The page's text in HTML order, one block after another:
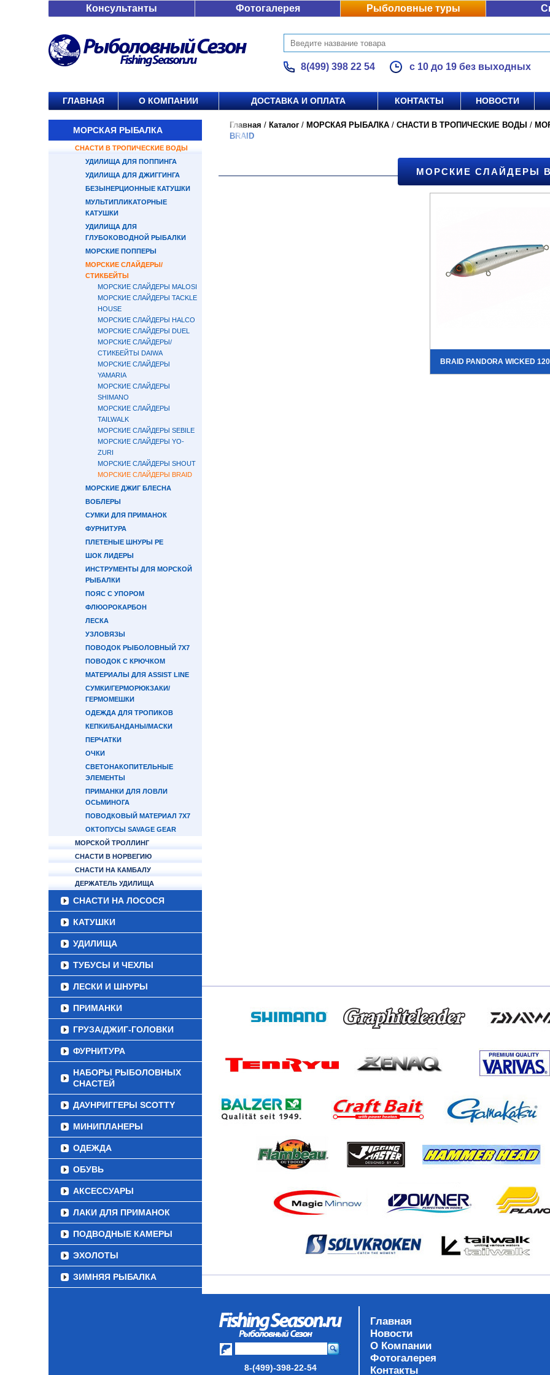
Консультанты Фотогалерея Рыболовные туры
8(499) 398 22 54 с 10 до 19 без выходных
ГЛАВНАЯ О КОМПАНИИ ДОСТАВКА И ОПЛАТА КОНТАКТЫ НОВОСТИ
МОРСКАЯ РЫБАЛКА
СНАСТИ В ТРОПИЧЕСКИЕ ВОДЫ
УДИЛИЩА ДЛЯ ПОППИНГА
УДИЛИЩА ДЛЯ ДЖИГГИНГА
БЕЗЫНЕРЦИОННЫЕ КАТУШКИ
МУЛЬТИПЛИКАТОРНЫЕ
КАТУШКИ
УДИЛИЩА ДЛЯ
ГЛУБОКОВОДНОЙ РЫБАЛКИ
МОРСКИЕ ПОППЕРЫ
МОРСКИЕ СЛАЙДЕРЫ/
СТИКБЕЙТЫ
МОРСКИЕ СЛАЙДЕРЫ MALOSI
МОРСКИЕ СЛАЙДЕРЫ TACKLE
HOUSE
МОРСКИЕ СЛАЙДЕРЫ HALCO
МОРСКИЕ СЛАЙДЕРЫ DUEL
МОРСКИЕ СЛАЙДЕРЫ/
СТИКБЕЙТЫ DAIWA
МОРСКИЕ СЛАЙДЕРЫ
YAMARIA
МОРСКИЕ СЛАЙДЕРЫ
SHIMANO
МОРСКИЕ СЛАЙДЕРЫ
TAILWALK
МОРСКИЕ СЛАЙДЕРЫ SEBILE
МОРСКИЕ СЛАЙДЕРЫ YO-
ZURI
МОРСКИЕ СЛАЙДЕРЫ SHOUT
МОРСКИЕ СЛАЙДЕРЫ BRAID
МОРСКИЕ ДЖИГ БЛЕСНА
ВОБЛЕРЫ
СУМКИ ДЛЯ ПРИМАНОК
ФУРНИТУРА
ПЛЕТЕНЫЕ ШНУРЫ PE
ШОК ЛИДЕРЫ
ИНСТРУМЕНТЫ ДЛЯ МОРСКОЙ
РЫБАЛКИ
ПОЯС С УПОРОМ
ФЛЮОРОКАРБОН
ЛЕСКА
УЗЛОВЯЗЫ
ПОВОДОК РЫБОЛОВНЫЙ 7Х7
ПОВОДОК С КРЮЧКОМ
МАТЕРИАЛЫ ДЛЯ ASSIST LINE
СУМКИ/ГЕРМОРЮКЗАКИ/
ГЕРМОМЕШКИ
ОДЕЖДА ДЛЯ ТРОПИКОВ
КЕПКИ/БАНДАНЫ/МАСКИ
ПЕРЧАТКИ
ОЧКИ
СВЕТОНАКОПИТЕЛЬНЫЕ
ЭЛЕМЕНТЫ
ПРИМАНКИ ДЛЯ ЛОВЛИ
ОСЬМИНОГА
ПОВОДКОВЫЙ МАТЕРИАЛ 7Х7
ОКТОПУСЫ SAVAGE GEAR
МОРСКОЙ ТРОЛЛИНГ
СНАСТИ В НОРВЕГИЮ
СНАСТИ НА КАМБАЛУ
ДЕРЖАТЕЛЬ УДИЛИЩА
СНАСТИ НА ЛОСОСЯ
КАТУШКИ
УДИЛИЩА
ТУБУСЫ И ЧЕХЛЫ
ЛЕСКИ И ШНУРЫ
ПРИМАНКИ
ГРУЗА/ДЖИГ-ГОЛОВКИ
ФУРНИТУРА
НАБОРЫ РЫБОЛОВНЫХ
СНАСТЕЙ
ДАУНРИГГЕРЫ SCOTTY
МИНИПЛАНЕРЫ
ОДЕЖДА
ОБУВЬ
АКСЕССУАРЫ
ЛАКИ ДЛЯ ПРИМАНОК
ПОДВОДНЫЕ КАМЕРЫ
ЭХОЛОТЫ
ЗИМНЯЯ РЫБАЛКА
Главная / Каталог / МОРСКАЯ РЫБАЛКА / СНАСТИ В ТРОПИЧЕСКИЕ ВОДЫ /
BRAID
МОРСКИЕ СЛАЙДЕРЫ
BRAID PANDORA WICKED
8-(499)-398-22-54
Главная
Новости
О Компании
Фотогалерея
Контакты